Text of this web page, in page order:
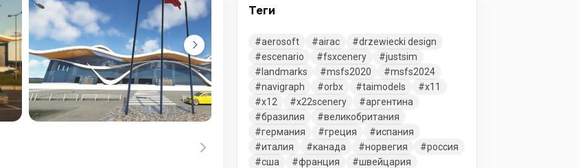
Теги
aerosoft airac
drzewiecki design
escenario
fsxcenery
justsim
landmarks
msfs2020
msfs2024
navigraph
orbx taimodels
x11
x12
x22scenery
аргентина
бразилия
великобритания
германия
греция
испания
италия
канада норвегия
россия
сша
франция
швейцария